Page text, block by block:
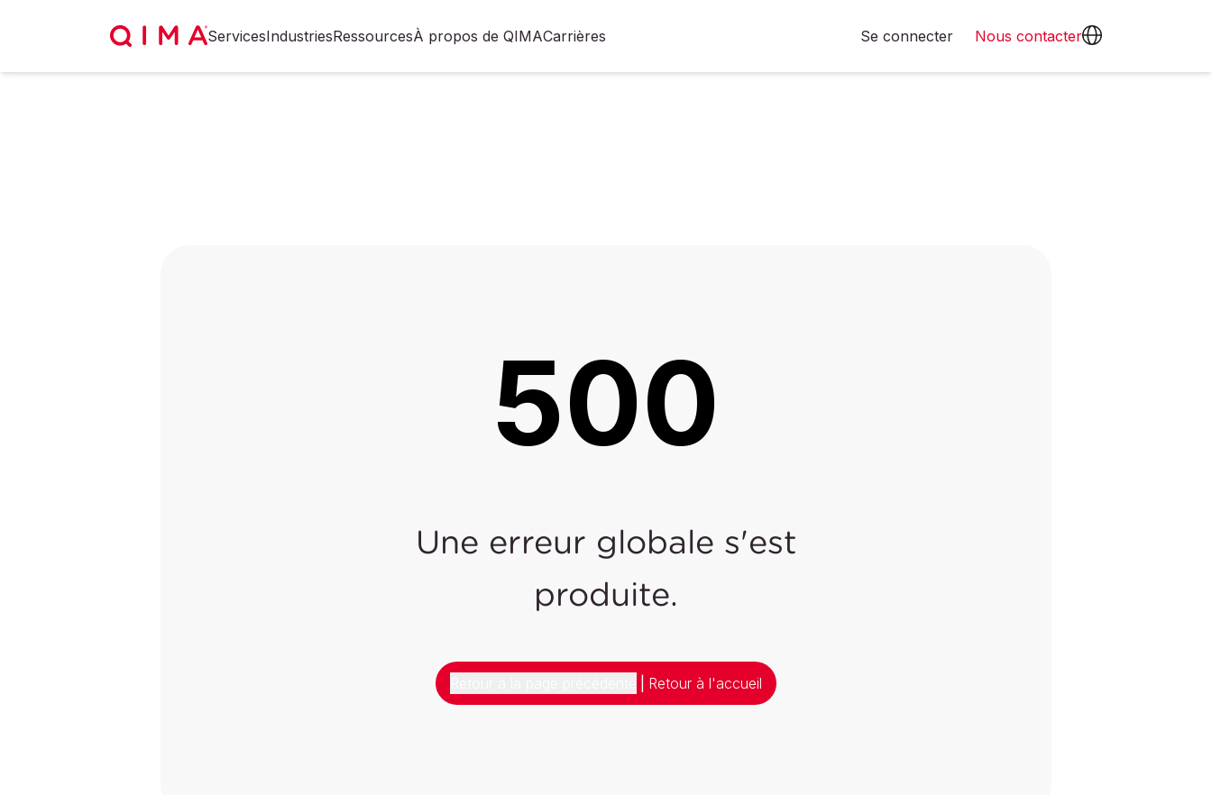
ServicesIndustriesRessourcesÀ propos de QIMACarrières Se connecter Nous contacter
500
Une erreur globale s'est
produite.
Retour à l'accueil